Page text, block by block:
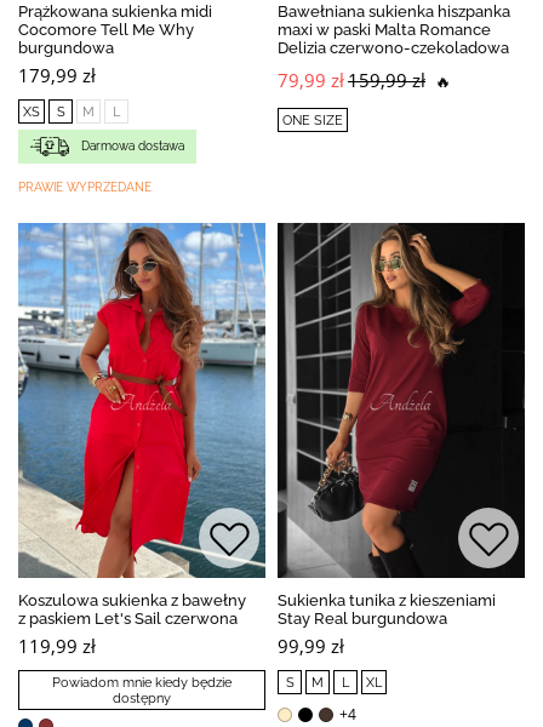
Prążkowana sukienka midi
Cocomore Tell Me Why
burgundowa
179,99 zł
XS S M L
Darmowa dostawa
PRAWIE WYPRZEDANE
Bawełniana sukienka hiszpanka
maxi w paski Malta Romance
Delizia czerwono-czekoladowa
79,99 zł159,99 zł 🔥
ONE SIZE
Koszulowa sukienka z bawełny
z paskiem Let's Sail czerwona
119,99 zł
Powiadom mnie kiedy będzie
dostępny
Sukienka tunika z kieszeniami
Stay Real burgundowa
99,99 zł
S M L XL
+4